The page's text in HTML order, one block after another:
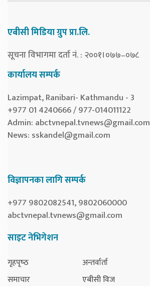
एबीसी मिडिया ग्रुप प्रा.लि.
सूचना विभागमा दर्ता नं. : २००१।०७७–०७८
कार्यालय सम्पर्क
Lazimpat, Ranibari- Kathmandu - 3
+977 01 4240666 / 977-014011122
Admin: abctvnepal.tvnews@gmail.com
News: sskandel@gmail.com
विज्ञापनका लागि सम्पर्क
+977 9802082541, 9802060000
abctvnepal.tvnews@gmail.com
साइट नेभिगेशन
गृहपृष्‍ठ
समाचार
अन्तर्वार्ता
एबीसी विज